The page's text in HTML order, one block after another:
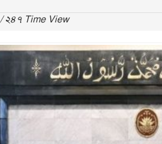
/ ২৪৭ Time View